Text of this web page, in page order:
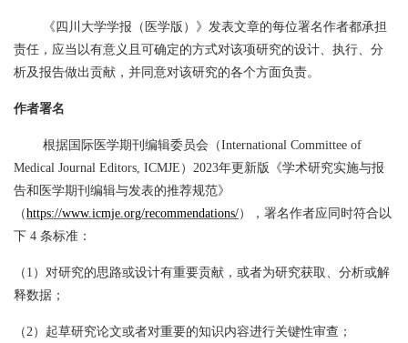
《四川大学学报（医学版）》发表文章的每位署名作者都承担
责任，应当以有意义且可确定的方式对该项研究的设计、执行、分
析及报告做出贡献，并同意对该研究的各个方面负责。
作者署名
根据国际医学期刊编辑委员会（International Committee of
Medical Journal Editors, ICMJE）2023年更新版《学术研究实施与报
告和医学期刊编辑与发表的推荐规范》
（https://www.icmje.org/recommendations/），署名作者应同时符合以
下 4 条标准：
（1）对研究的思路或设计有重要贡献，或者为研究获取、分析或解
释数据；
（2）起草研究论文或者对重要的知识内容进行关键性审查；